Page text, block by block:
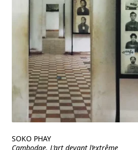
SOKO PHAY
Cambodge. L’art devant l’extrême